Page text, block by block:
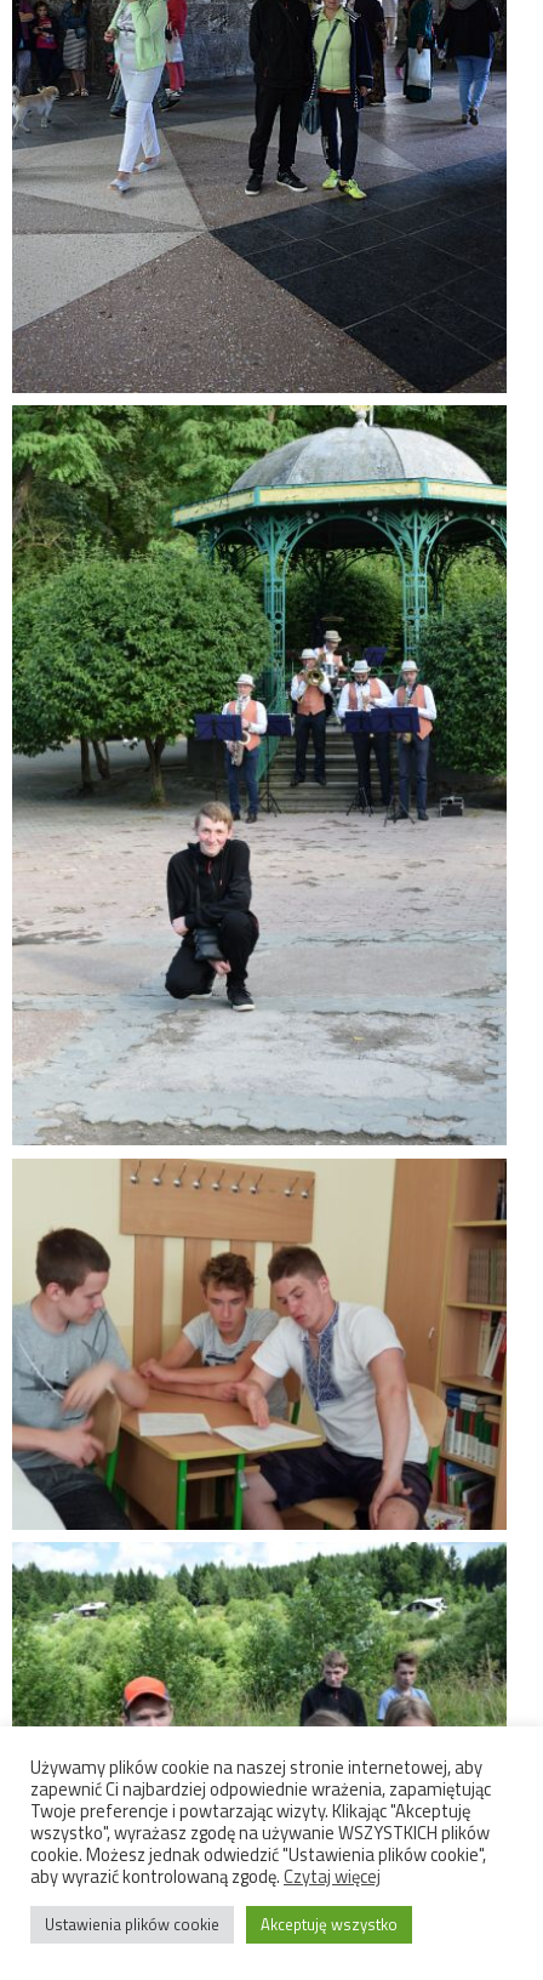
Używamy plików cookie na naszej stronie internetowej, aby
zapewnić Ci najbardziej odpowiednie wrażenia, zapamiętując
Twoje preferencje i powtarzając wizyty. Klikając "Akceptuję
wszystko", wyrażasz zgodę na używanie WSZYSTKICH plików
cookie. Możesz jednak odwiedzić "Ustawienia plików cookie",
aby wyrazić kontrolowaną zgodę.Czytaj więcej
Ustawienia plików cookie Akceptuję wszystko